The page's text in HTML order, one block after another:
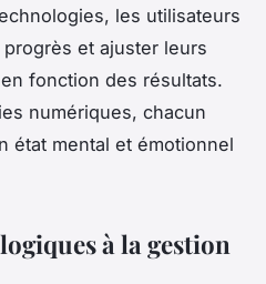
les utilisateurs
et ajuster leurs
fonction des résultats.
numériques, chacun
état mental et émotionnel
à la gestion